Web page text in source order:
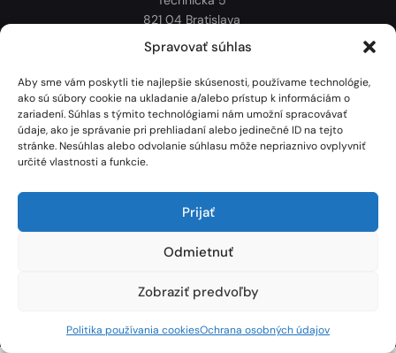
Spravovať súhlas
Aby sme vám poskytli tie najlepšie skúsenosti, používame technológie,
ako sú súbory cookie na ukladanie a/alebo prístup k informáciám o
zariadení. Súhlas s týmito technológiami nám umožní spracovávať
údaje, ako je správanie pri prehliadaní alebo jedinečné ID na tejto
stránke. Nesúhlas alebo odvolanie súhlasu môže nepriaznivo ovplyvniť
určité vlastnosti a funkcie.
Prijať
Odmietnuť
Zobraziť predvoľby
Politika používania cookiesOchrana osobných údajov
821 04 Bratislava
Slovenská republika
Politika používania cookies
Mapa
Lignotesting, a. s. © 2024 | Všetky práva vyhradené. | Vytvoril: Marek Heinfarth.